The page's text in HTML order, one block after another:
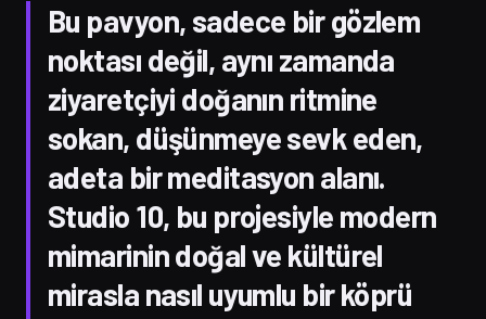
Bu pavyon, sadece bir gözlem
noktası değil, aynı zamanda
ziyaretçiyi doğanın ritmine
sokan, düşünmeye sevk eden,
adeta bir meditasyon alanı.
Studio 10, bu projesiyle modern
mimarinin doğal ve kültürel
mirasla nasıl uyumlu bir köprü